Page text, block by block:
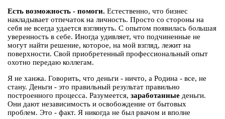
Есть возможность - помоги. Естественно, что бизнес
накладывает отпечаток на личность. Просто со стороны на
себя не всегда удается взглянуть. С опытом появилась большая
уверенность в себе. Иногда удивляет, что подчиненные не
могут найти решение, которое, на мой взгляд, лежит на
поверхности. Свой приобретенный профессиональный опыт
охотно передаю коллегам.
Я не ханжа. Говорить, что деньги - ничто, а Родина - все, не
стану. Деньги - это правильный результат правильно
построенного процесса. Разумеется, заработанные деньги.
Они дают независимость и освобождение от бытовых
проблем. Это - факт. Я никогда не был рвачом и вполне